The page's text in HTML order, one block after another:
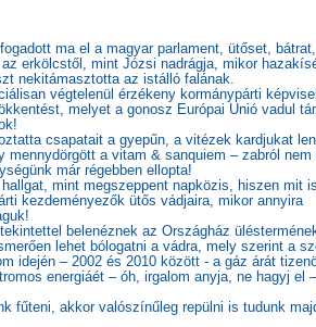
ma el a magyar parlament, ütőset,
erkölcstől, mint Józsi nadrágja, mikor
nekitámasztotta az istálló falának.
végtelenül érzékeny kormánypárti
melyet a gonosz Európai Unió vadul
csapatait a gyepűn, a vitézek kardjukat
mennydörgött a vitam & sanquiem – zabról nem
már régebben ellopta!
mint megszeppent napközis, hiszen mit
kezdeményezők ütős vádjaira, mikor annyira
belenéznek az Országház
lehet bólogatni a vádra, mely szerint a
idején – 2002 és 2010 között - a gáz árát
energiáét – óh, irgalom anyja, ne hagyj el –
fűteni, akkor valószínűleg repülni is tudunk